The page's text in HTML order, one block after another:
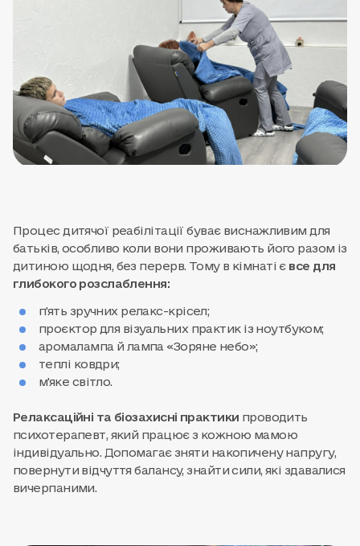
Процес дитячої реабілітації буває виснажливим для
батьків, особливо коли вони проживають його разом із
дитиною щодня, без перерв. Тому в кімнаті є все для
глибокого розслаблення:
п'ять зручних релакс-крісел;
проєктор для візуальних практик із ноутбуком;
аромалампа й лампа «Зоряне небо»;
теплі ковдри;
м'яке світло.
Релаксаційні та біозахисні практики проводить
психотерапевт, який працює з кожною мамою
індивідуально. Допомагає зняти накопичену напругу,
повернути відчуття балансу, знайти сили, які здавалися
вичерпаними.